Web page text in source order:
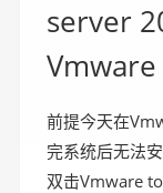
server
前提今天在
完系统后无法
双击Vmware